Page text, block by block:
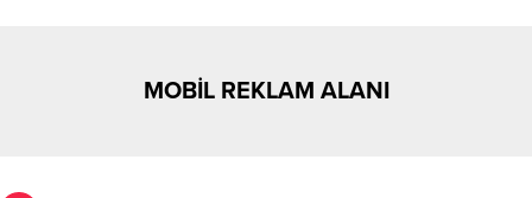
MOBİL REKLAM ALANI